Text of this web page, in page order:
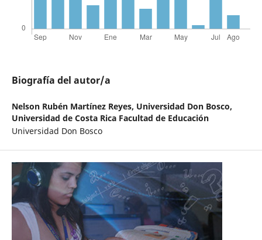
Biografía del autor/a
Nelson Rubén Martínez Reyes, Universidad Don Bosco,
Universidad de Costa Rica Facultad de Educación
Universidad Don Bosco